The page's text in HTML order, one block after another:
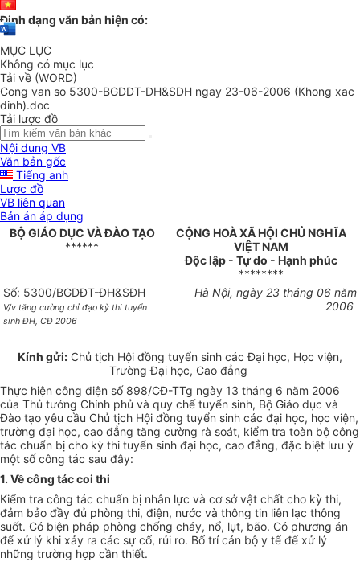
Định dạng văn bản hiện có:
MỤC LỤC
Không có mục lục
Tải về (WORD)
Cong van so 5300-BGDDT-DH&SDH ngay 23-06-2006 (Khong xac
dinh).doc
Tải lược đồ
Nội dung VB
Văn bản gốc
Tiếng anh
Lược đồ
VB liên quan
Bản án áp dụng
BỘ GIÁO DỤC VÀ ĐÀO TẠO
******
CỘNG HOÀ XÃ HỘI CHỦ NGHĨA
VIỆT NAM
Độc lập - Tự do - Hạnh phúc
********
Số: 5300/BGDĐT-ĐH&SĐH
V/v tăng cường chỉ đạo kỳ thi tuyển
sinh ĐH, CĐ 2006
Hà Nội, ngày 23 tháng 06 năm
2006
Kính gửi: Chủ tịch Hội đồng tuyển sinh các Đại học, Học viện,
Trường Đại học, Cao đẳng
Thực hiện công điện số 898/CĐ-TTg ngày 13 tháng 6 năm 2006
của Thủ tướng Chính phủ và quy chế tuyển sinh, Bộ Giáo dục và
Đào tạo yêu cầu Chủ tịch Hội đồng tuyển sinh các đại học, học viện,
trường đại học, cao đẳng tăng cường rà soát, kiểm tra toàn bộ công
tác chuẩn bị cho kỳ thi tuyển sinh đại học, cao đẳng, đặc biệt lưu ý
một số công tác sau đây:
1. Về công tác coi thi
Kiểm tra công tác chuẩn bị nhân lực và cơ sở vật chất cho kỳ thi,
đảm bảo đầy đủ phòng thi, điện, nước và thông tin liên lạc thông
suốt. Có biện pháp phòng chống cháy, nổ, lụt, bão. Có phương án
để xử lý khi xảy ra các sự cố, rủi ro. Bố trí cán bộ y tế để xử lý
những trường hợp cần thiết.